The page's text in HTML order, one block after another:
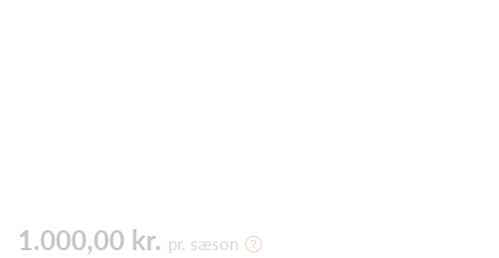
1.000,00 kr. pr. sæson